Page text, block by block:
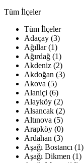
Tüm İlçeler
Tüm İlçeler
Adaçay (3)
Ağıllar (1)
Ağırdağ (1)
Akdeniz (2)
Akdoğan (3)
Akova (5)
Alaniçi (6)
Alayköy (2)
Alsancak (2)
Altınova (5)
Arapköy (0)
Ardahan (3)
Aşağı Bostancı (1)
Aşağı Dikmen (1)